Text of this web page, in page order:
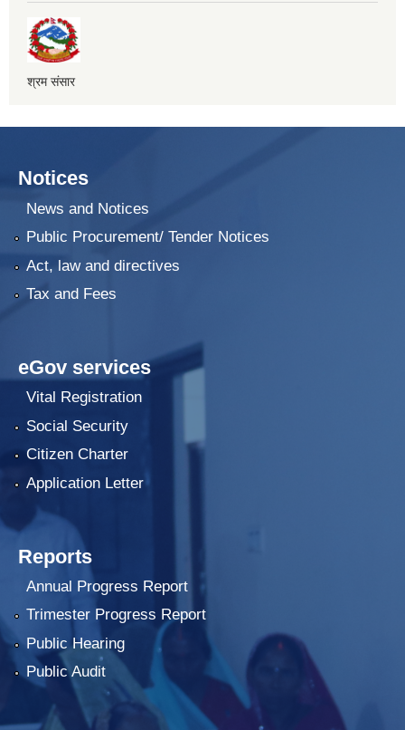
श्रम संसार
Notices
News and Notices
Public Procurement/ Tender Notices
Act, law and directives
Tax and Fees
eGov services
Vital Registration
Social Security
Citizen Charter
Application Letter
Reports
Annual Progress Report
Trimester Progress Report
Public Hearing
Public Audit